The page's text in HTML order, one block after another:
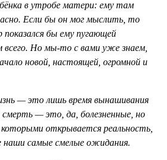
в утробе матери: ему там
Если бы он мог мыслить, то
бы ему пугающей
всего. Но мы-то с вами уже знаем,
новой, настоящей, огромной и
— это лишь время вынашивания
— это, да, болезненные, но
открывается реальность,
наши самые смелые ожидания.